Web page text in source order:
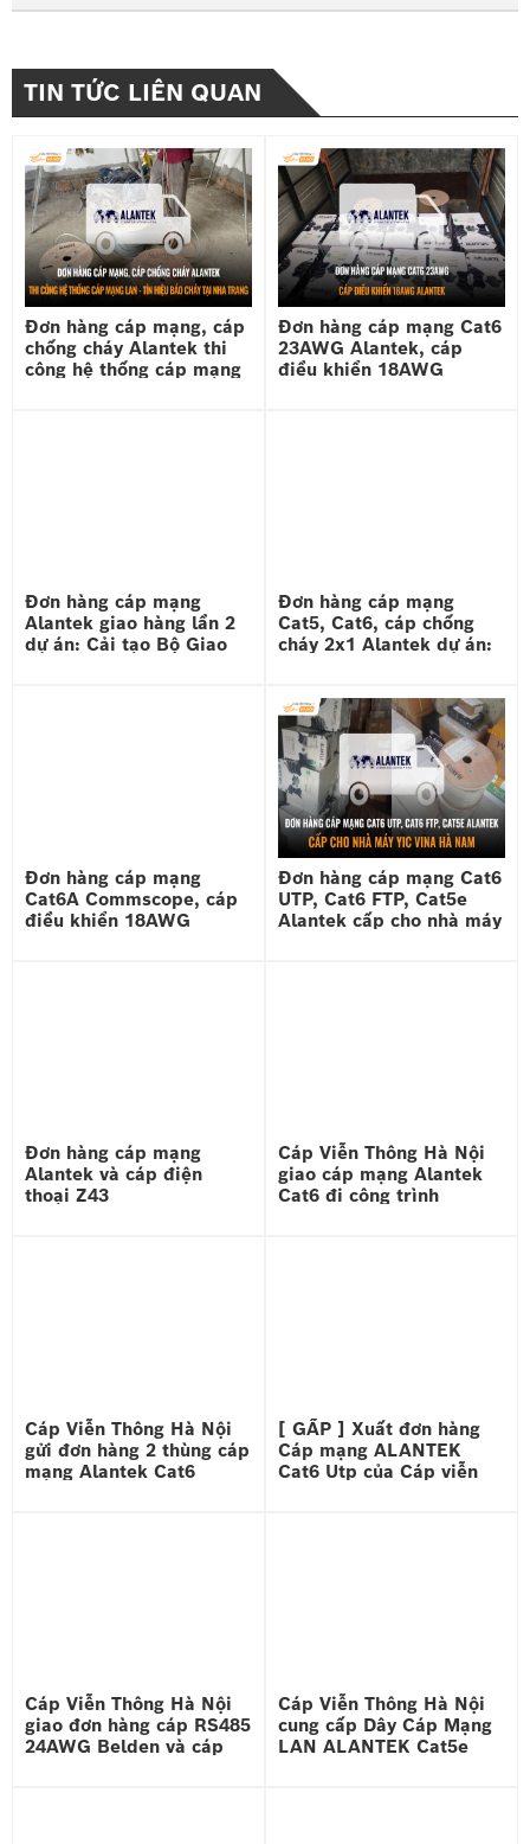
TIN TỨC LIÊN QUAN
Đơn hàng cáp mạng, cáp
chống cháy Alantek thi
công hệ thống cáp mạng
Đơn hàng cáp mạng Cat6
23AWG Alantek, cáp
điều khiển 18AWG
Đơn hàng cáp mạng
Alantek giao hàng lần 2
dự án: Cải tạo Bộ Giao
Đơn hàng cáp mạng
Cat5, Cat6, cáp chống
cháy 2x1 Alantek dự án:
Đơn hàng cáp mạng
Cat6A Commscope, cáp
điều khiển 18AWG
Đơn hàng cáp mạng Cat6
UTP, Cat6 FTP, Cat5e
Alantek cấp cho nhà máy
Đơn hàng cáp mạng
Alantek và cáp điện
thoại Z43
Cáp Viễn Thông Hà Nội
giao cáp mạng Alantek
Cat6 đi công trình
Cáp Viễn Thông Hà Nội
gửi đơn hàng 2 thùng cáp
mạng Alantek Cat6
[ GẤP ] Xuất đơn hàng
Cáp mạng ALANTEK
Cat6 Utp của Cáp viễn
Cáp Viễn Thông Hà Nội
giao đơn hàng cáp RS485
24AWG Belden và cáp
Cáp Viễn Thông Hà Nội
cung cấp Dây Cáp Mạng
LAN ALANTEK Cat5e